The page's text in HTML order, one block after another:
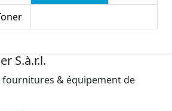
S.à.r.l.
fournitures & équipement de